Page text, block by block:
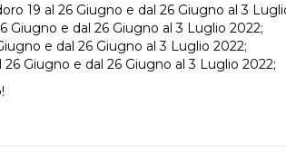
19 al 26 Giugno e dal 26 Giugno al 3
Giugno e dal 26 Giugno al 3 Luglio 2022;
e dal 26 Giugno al 3 Luglio 2022;
Giugno e dal 26 Giugno al 3 Luglio 2022;